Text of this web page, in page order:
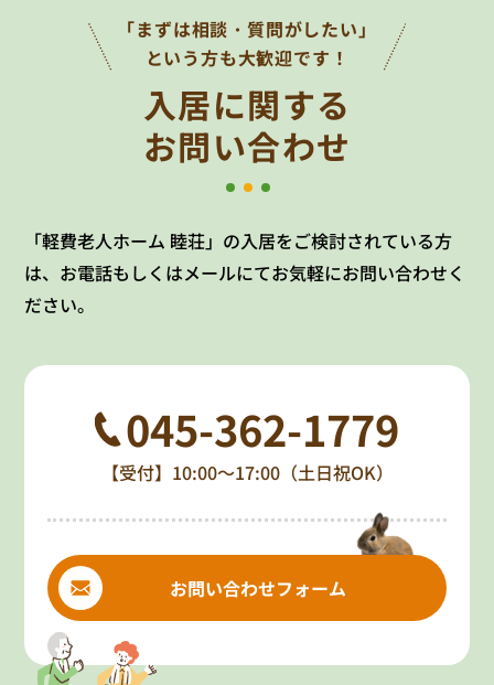
「まずは相談・質問がしたい」
という方も大歓迎です！
入居に関する
お問い合わせ
「軽費老人ホーム 睦荘」の入居をご検討されている方
は、お電話もしくはメールにてお気軽にお問い合わせく
ださい。
045-362-1779
【受付】10:00～17:00（土日祝OK）
お問い合わせフォーム